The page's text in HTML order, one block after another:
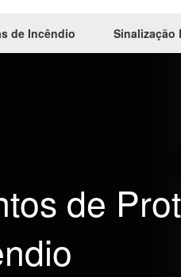
de Incêndio Sinalização
de